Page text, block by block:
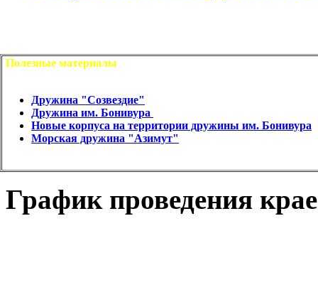
Полезные материалы
Дружина "Созвездие"
Дружина им. Бонивура
Новые корпуса на территории дружины им. Бонивура
Морская дружина "Азимут"
График проведения